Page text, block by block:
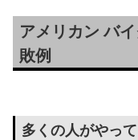
アメリカン バ
敗例
多くの人がやっ